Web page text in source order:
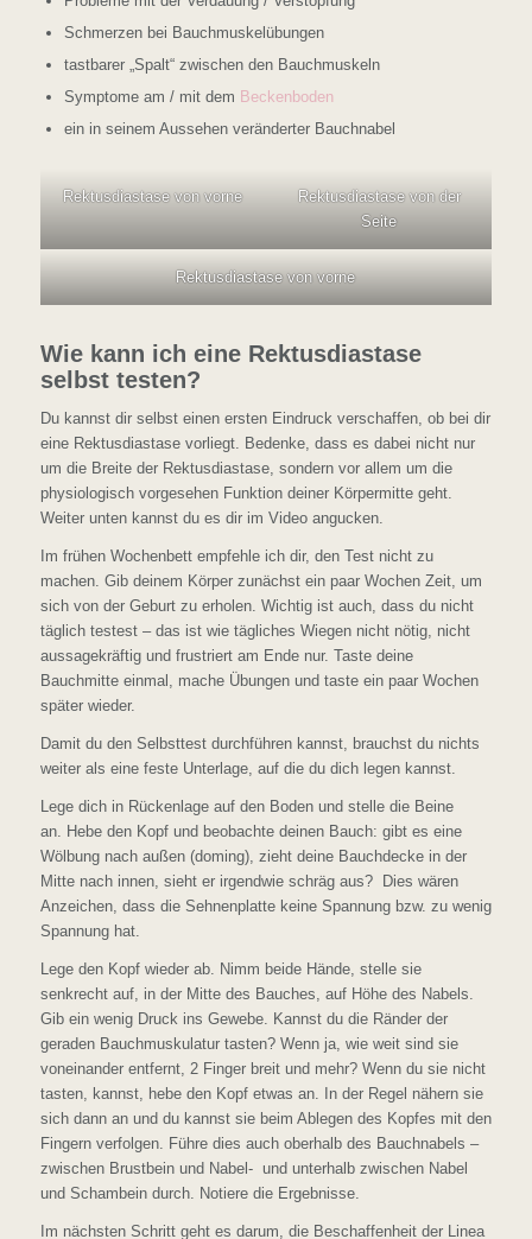
Schmerzen bei Bauchmuskelübungen
tastbarer „Spalt“ zwischen den Bauchmuskeln
Symptome am / mit dem Beckenboden
ein in seinem Aussehen veränderter Bauchnabel
Rektusdiastase von vorne
Rektusdiastase von der
Seite
Rektusdiastase von vorne
Wie kann ich eine Rektusdiastase
selbst testen?
Du kannst dir selbst einen ersten Eindruck verschaffen, ob bei dir
eine Rektusdiastase vorliegt. Bedenke, dass es dabei nicht nur
um die Breite der Rektusdiastase, sondern vor allem um die
physiologisch vorgesehen Funktion deiner Körpermitte geht.
Weiter unten kannst du es dir im Video angucken.
Im frühen Wochenbett empfehle ich dir, den Test nicht zu
machen. Gib deinem Körper zunächst ein paar Wochen Zeit, um
sich von der Geburt zu erholen. Wichtig ist auch, dass du nicht
täglich testest – das ist wie tägliches Wiegen nicht nötig, nicht
aussagekräftig und frustriert am Ende nur. Taste deine
Bauchmitte einmal, mache Übungen und taste ein paar Wochen
später wieder.
Damit du den Selbsttest durchführen kannst, brauchst du nichts
weiter als eine feste Unterlage, auf die du dich legen kannst.
Lege dich in Rückenlage auf den Boden und stelle die Beine
an. Hebe den Kopf und beobachte deinen Bauch: gibt es eine
Wölbung nach außen (doming), zieht deine Bauchdecke in der
Mitte nach innen, sieht er irgendwie schräg aus? Dies wären
Anzeichen, dass die Sehnenplatte keine Spannung bzw. zu wenig
Spannung hat.
Lege den Kopf wieder ab. Nimm beide Hände, stelle sie
senkrecht auf, in der Mitte des Bauches, auf Höhe des Nabels.
Gib ein wenig Druck ins Gewebe. Kannst du die Ränder der
geraden Bauchmuskulatur tasten? Wenn ja, wie weit sind sie
voneinander entfernt, 2 Finger breit und mehr? Wenn du sie nicht
tasten, kannst, hebe den Kopf etwas an. In der Regel nähern sie
sich dann an und du kannst sie beim Ablegen des Kopfes mit den
Fingern verfolgen. Führe dies auch oberhalb des Bauchnabels –
zwischen Brustbein und Nabel- und unterhalb zwischen Nabel
und Schambein durch. Notiere die Ergebnisse.
Im nächsten Schritt geht es darum, die Beschaffenheit der Linea